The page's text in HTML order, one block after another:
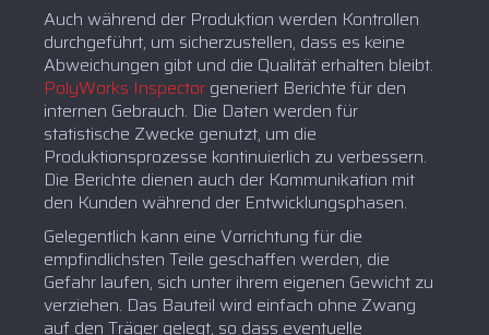
Auch während der Produktion werden Kontrollen
durchgeführt, um sicherzustellen, dass es keine
Abweichungen gibt und die Qualität erhalten bleibt.
PolyWorks Inspector generiert Berichte für den
internen Gebrauch. Die Daten werden für
statistische Zwecke genutzt, um die
Produktionsprozesse kontinuierlich zu verbessern.
Die Berichte dienen auch der Kommunikation mit
den Kunden während der Entwicklungsphasen.
Gelegentlich kann eine Vorrichtung für die
empfindlichsten Teile geschaffen werden, die
Gefahr laufen, sich unter ihrem eigenen Gewicht zu
verziehen. Das Bauteil wird einfach ohne Zwang
auf den Träger gelegt, so dass eventuelle